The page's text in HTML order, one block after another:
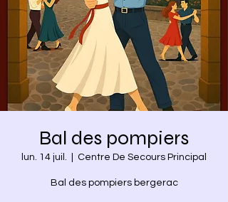
Bal des pompiers
lun. 14 juil. Centre De Secours Principal
Bal des pompiers bergerac